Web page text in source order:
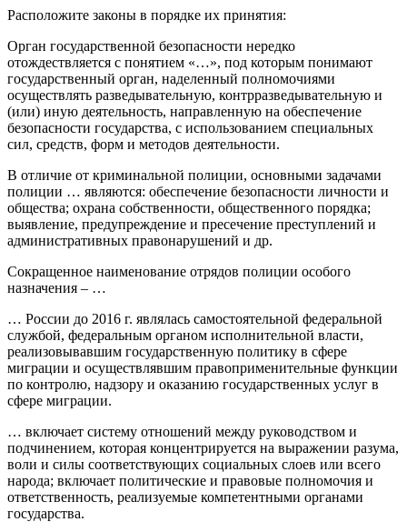
Расположите законы в порядке их принятия:
Орган государственной безопасности нередко
отождествляется с понятием «…», под которым понимают
государственный орган, наделенный полномочиями
осуществлять разведывательную, контрразведывательную и
(или) иную деятельность, направленную на обеспечение
безопасности государства, с использованием специальных
сил, средств, форм и методов деятельности.
В отличие от криминальной полиции, основными задачами
полиции … являются: обеспечение безопасности личности и
общества; охрана собственности, общественного порядка;
выявление, предупреждение и пресечение преступлений и
административных правонарушений и др.
Сокращенное наименование отрядов полиции особого
назначения – …
… России до 2016 г. являлась самостоятельной федеральной
службой, федеральным органом исполнительной власти,
реализовывавшим государственную политику в сфере
миграции и осуществлявшим правоприменительные функции
по контролю, надзору и оказанию государственных услуг в
сфере миграции.
… включает систему отношений между руководством и
подчинением, которая концентрируется на выражении разума,
воли и силы соответствующих социальных слоев или всего
народа; включает политические и правовые полномочия и
ответственность, реализуемые компетентными органами
государства.